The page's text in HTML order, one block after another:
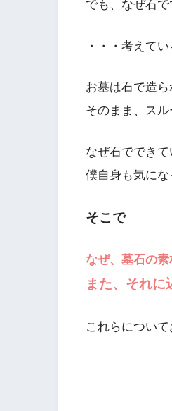
でも、なぜ石
・・・考えて
お墓は石で造ら
そのまま、スル
なぜ石でできて
僕自身も気にな
そこで
なぜ、墓石の素
また、それに
これらについて